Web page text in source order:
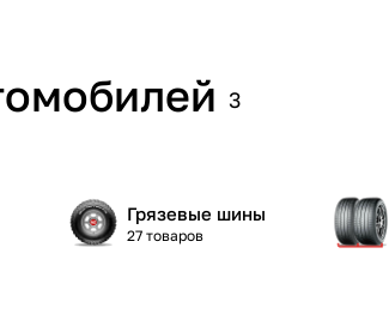
3
Грязевые шины
27 товаров